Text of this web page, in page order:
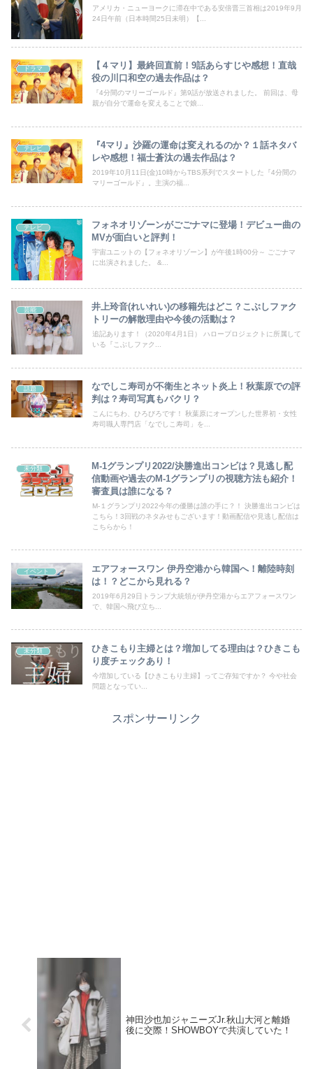
アメリカ・ニューヨークに滞在中である安倍晋三首相は2019年9月
24日午前（日本時間25日未明）【...
ドラマ
【４マリ】最終回直前！9話あらすじや感想！直哉
役の川口和空の過去作品は？
『4分間のマリーゴールド』第9話が放送されました。 前回は、母
親が自分で運命を変えることで娘...
テレビ
『4マリ』沙羅の運命は変えれるのか？１話ネタバ
レや感想！福士蒼汰の過去作品は？
2019年10月11日(金)10時からTBS系列でスタートした『4分間の
マリーゴールド』。主演の福...
テレビ
フォネオリゾーンがごごナマに登場！デビュー曲の
MVが面白いと評判！
宇宙ユニットの【フォネオリゾーン】が午後1時00分～ ごごナマ
に出演されました。 &...
芸能
井上玲音(れいれい)の移籍先はどこ？こぶしファク
トリーの解散理由や今後の活動は？
追記あります！（2020年4月1日） ハロープロジェクトに所属して
いる『こぶしファク...
話題
なでしこ寿司が不衛生とネット炎上！秋葉原での評
判は？寿司写真もパクリ？
こんにちわ、ひろびろです！ 秋葉原にオープンした世界初・女性
寿司職人専門店「なでしこ寿司」を...
未分類
M-1グランプリ2022/決勝進出コンビは？見逃し配
信動画や過去のM-1グランプリの視聴方法も紹介！
審査員は誰になる？
M-１グランプリ2022今年の優勝は誰の手に？！ 決勝進出コンビは
こちら！3回戦のネタみせもございます！動画配信や見逃し配信は
こちらから！
イベント
エアフォースワン 伊丹空港から韓国へ！離陸時刻
は！？どこから見れる？
2019年6月29日トランプ大統領が伊丹空港からエアフォースワン
で、韓国へ飛び立ち...
未分類
ひきこもり主婦とは？増加してる理由は？ひきこも
り度チェックあり！
今増加している【ひきこもり主婦】ってご存知ですか？ 今や社会
問題となってい...
スポンサーリンク
神田沙也加ジャニーズJr.秋山大河と離婚
後に交際！SHOWBOYで共演していた！